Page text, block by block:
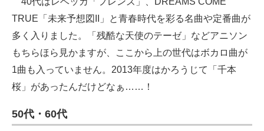
TRUE「未来予想図II」と青春時代を彩る名曲や定番曲が
多く入りました。「残酷な天使のテーゼ」などアニソン
もちらほら見かますが、ここから上の世代はボカロ曲が
1曲も入っていません。2013年度はかろうじて「千本
桜」があったんだけどなぁ……！
50代・60代